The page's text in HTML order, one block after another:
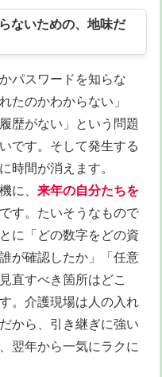
ないための、地味だ
パスワードを知らな
たのかわからない」
歴がない」という問題
です。そして発生する
時間が消えます。
に、 来年の自分たちを
す。たいそうなもので
に「どの数字をどの資
が確認したか」「任意
直すべき箇所はどこ
。介護現場は人の入れ
から、引き継ぎに強い
翌年から一気にラクに